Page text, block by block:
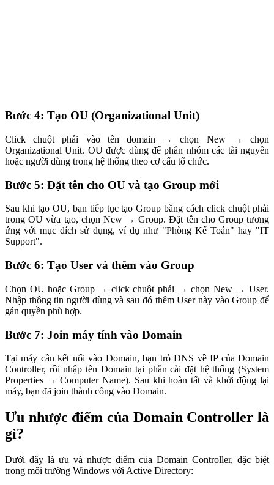
Bước 4: Tạo OU (Organizational Unit)
Click chuột phải vào tên domain → chọn New → chọn
Organizational Unit. OU được dùng để phân nhóm các tài nguyên
hoặc người dùng trong hệ thống theo cơ cấu tổ chức.
Bước 5: Đặt tên cho OU và tạo Group mới
Sau khi tạo OU, bạn tiếp tục tạo Group bằng cách click chuột phải
trong OU vừa tạo, chọn New → Group. Đặt tên cho Group tương
ứng với mục đích sử dụng, ví dụ như "Phòng Kế Toán" hay "IT
Support".
Bước 6: Tạo User và thêm vào Group
Chọn OU hoặc Group → click chuột phải → chọn New → User.
Nhập thông tin người dùng và sau đó thêm User này vào Group để
gán quyền phù hợp.
Bước 7: Join máy tính vào Domain
Tại máy cần kết nối vào Domain, bạn trỏ DNS về IP của Domain
Controller, rồi nhập tên Domain tại phần cài đặt hệ thống (System
Properties → Computer Name). Sau khi hoàn tất và khởi động lại
máy, bạn đã join thành công vào Domain.
Ưu nhược điểm của Domain Controller là
gì?
Dưới đây là ưu và nhược điểm của Domain Controller, đặc biệt
trong môi trường Windows với Active Directory: